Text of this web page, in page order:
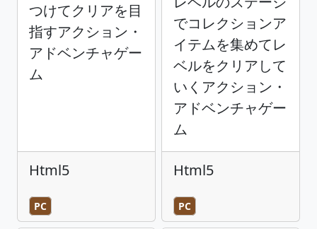
つけてクリアを目
指すアクション・
アドベンチャゲー
ム
Html5
PC
でコレクションア
イテムを集めてレ
ベルをクリアして
いくアクション・
アドベンチャゲー
ム
Html5
PC